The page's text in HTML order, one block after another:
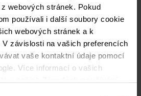
webových stránek. Pokud
používali i další soubory cookie
webových stránek a k
závislosti na vašich preferencích
vaše kontaktní údaje pomocí
Více informací o vašich
v USA
názory, zprávy, výzkumy, analýzy, ceny
obsažené v tomto materiálu jsou